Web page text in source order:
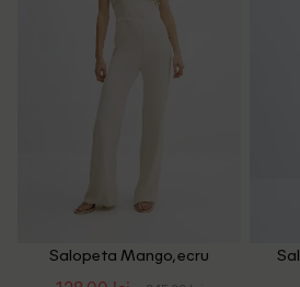
Salopeta Mango, ecru